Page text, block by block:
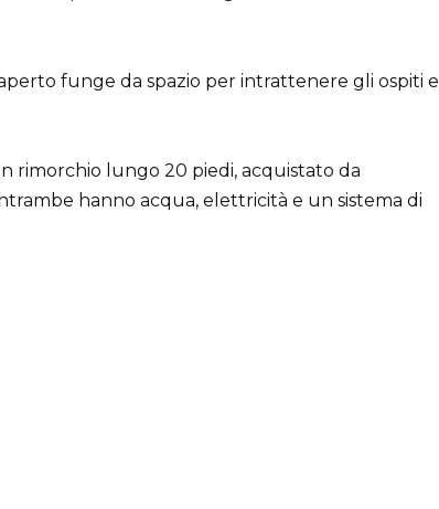
funge da spazio per intrattenere gli ospiti e
rimorchio lungo 20 piedi, acquistato da
hanno acqua, elettricità e un sistema di